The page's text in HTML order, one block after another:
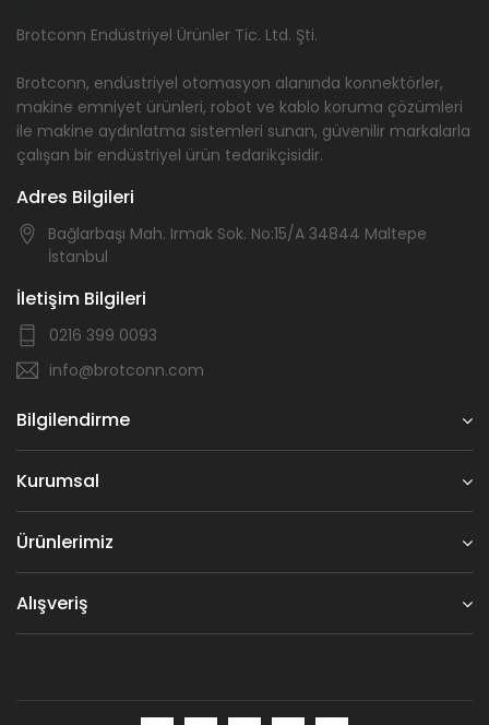
Brotconn Endüstriyel Ürünler Tic. Ltd. Şti.
Brotconn, endüstriyel otomasyon alanında konnektörler,
makine emniyet ürünleri, robot ve kablo koruma çözümleri
ile makine aydınlatma sistemleri sunan, güvenilir markalarla
çalışan bir endüstriyel ürün tedarikçisidir.
Adres Bilgileri
Bağlarbaşı Mah. Irmak Sok. No:15/A 34844 Maltepe
İstanbul
İletişim Bilgileri
0216 399 0093
info@brotconn.com
Bilgilendirme
Kurumsal
Ürünlerimiz
Alışveriş